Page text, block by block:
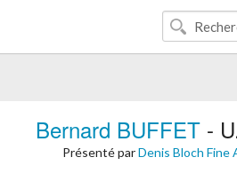
Bernard BUFFET-
Présenté parDenis Bloch Fine